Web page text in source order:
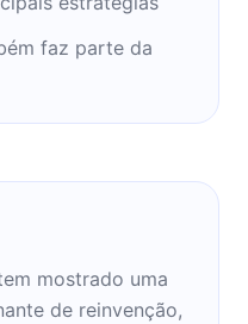
faz parte da
mostrado uma
de reinvenção,